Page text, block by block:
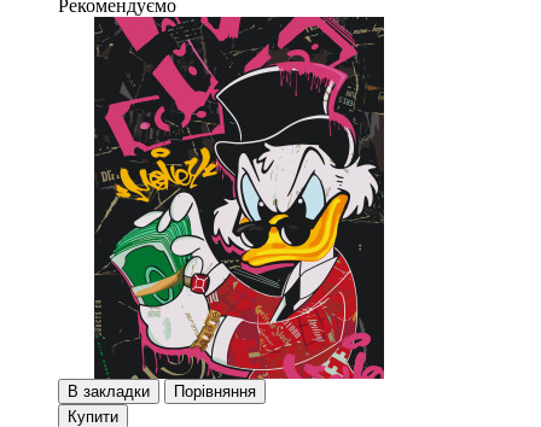
Рекомендуємо
В закладки
Порівняння
Купити